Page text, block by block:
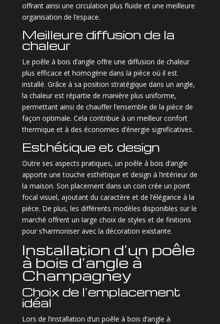
offrant ainsi une circulation plus fluide et une meilleure
organisation de l’espace.
Meilleure diffusion de la
chaleur
Le poêle à bois d’angle offre une diffusion de chaleur
plus efficace et homogène dans la pièce où il est
installé. Grâce à sa position stratégique dans un angle,
la chaleur est répartie de manière plus uniforme,
permettant ainsi de chauffer l’ensemble de la pièce de
façon optimale. Cela contribue à un meilleur confort
thermique et à des économies d’énergie significatives.
Esthétique et design
Outre ses aspects pratiques, un poêle à bois d’angle
apporte une touche esthétique et design à l’intérieur de
la maison. Son placement dans un coin crée un point
focal visuel, ajoutant du caractère et de l’élégance à la
pièce. De plus, les différents modèles disponibles sur le
marché offrent un large choix de styles et de finitions
pour s’harmoniser avec la décoration existante.
Installation d’un poêle
à bois d’angle à
Champagney
Choix de l’emplacement
idéal
Lors de l’installation d’un poêle à bois d’angle à